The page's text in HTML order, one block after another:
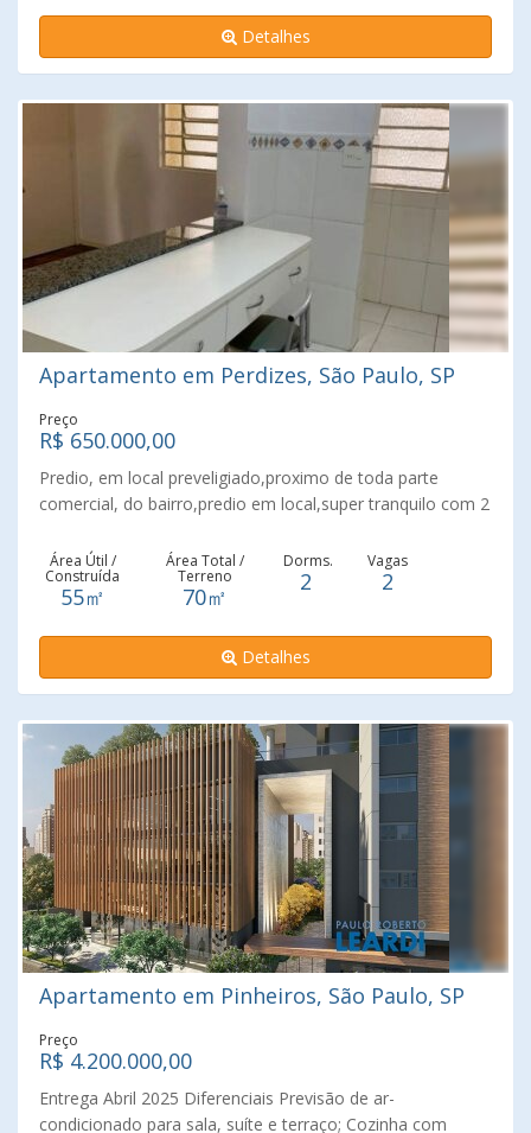
Detalhes
Apartamento em Perdizes, São Paulo, SP
Preço
R$ 650.000,00
Predio, em local preveligiado,proximo de toda parte
comercial, do bairro,predio em local,super tranquilo com 2
cozinha,boa aréa de serviço,super conservado,
Área Útil /
Construída
55㎡
Área Total /
Terreno
70㎡
Dorms.
2
Vagas
2
Detalhes
Apartamento em Pinheiros, São Paulo, SP
Preço
R$ 4.200.000,00
Entrega Abril 2025 Diferenciais Previsão de ar-
condicionado para sala, suíte e terraço; Cozinha com